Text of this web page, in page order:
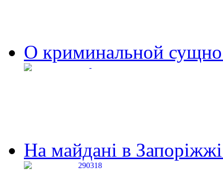
О криминальной
На майдані в